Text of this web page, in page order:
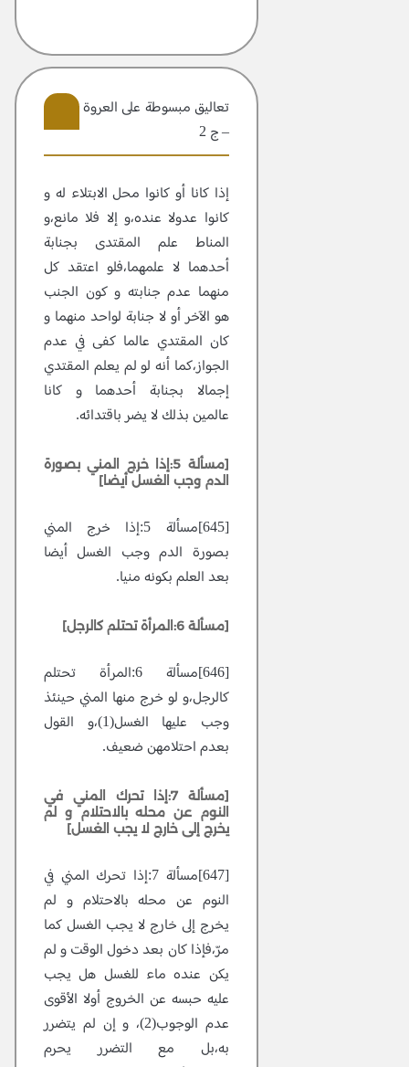
تعاليق مبسوطة علی العروة الوثقی
– ج 2
إذا كانا أو كانوا محل الابتلاء له و
كانوا عدولا عنده،و إلا فلا مانع،و
المناط علم المقتدى بجنابة
أحدهما لا علمهما،فلو اعتقد كل
منهما عدم جنابته و كون الجنب
هو الآخر أو لا جنابة لواحد منهما و
كان المقتدي عالما كفى في عدم
الجواز،كما أنه لو لم يعلم المقتدي
إجمالا بجنابة أحدهما و كانا
عالمين بذلك لا يضر باقتدائه.
[مسألة 5:إذا خرج المني بصورة
الدم وجب الغسل أيضا]
[645]مسألة 5:إذا خرج المني
بصورة الدم وجب الغسل أيضا
بعد العلم بكونه منيا.
[مسألة 6:المرأة تحتلم كالرجل]
[646]مسألة 6:المرأة تحتلم
كالرجل،و لو خرج منها المني حينئذ
وجب عليها الغسل(1)،و القول
بعدم احتلامهن ضعيف.
[مسألة 7:إذا تحرك المني في
النوم عن محله بالاحتلام و لم
يخرج إلى خارج لا يجب الغسل]
[647]مسألة 7:إذا تحرك المني في
النوم عن محله بالاحتلام و لم
يخرج إلى خارج لا يجب الغسل كما
مرّ،فإذا كان بعد دخول الوقت و لم
يكن عنده ماء للغسل هل يجب
عليه حبسه عن الخروج أولا الأقوى
عدم الوجوب(2)، و إن لم يتضرر
به،بل مع التضرر يحرم